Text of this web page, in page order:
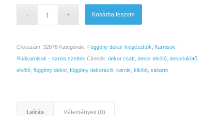
Kosárba teszem
Cikkszám: 32878 Kategóriák: Függöny dekor kiegészítők
Karnisok -
Rúdkarnisok - Karnis szettek Címkék: dekor csatt, dekor elkötő, dekorkikötő,
elkötő, függöny dekor, függöny dekoráció, karnis kikötő, sáltartó
Leírás Vélemények (0)